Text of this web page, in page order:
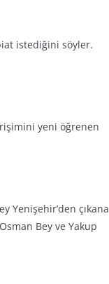
istediğini söyler.
yeni öğrenen
Yenişehir’den çıkana
Bey ve Yakup